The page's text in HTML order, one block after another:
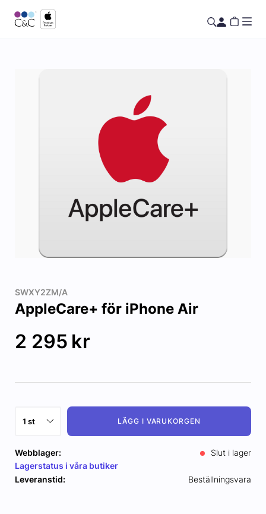
SWXY2ZM/A
AppleCare+ för iPhone Air
2 295 kr
LÄGG I VARUKORGEN
Webblager:
Slut i lager
Lagerstatus i våra butiker
Leveranstid:
Beställningsvara